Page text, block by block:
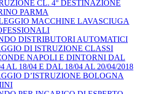
CL. 4° DESTINAZIONE
PARMA
MACCHINE LAVASCIUGA
DISTRIBUTORI AUTOMATICI
DI ISTRUZIONE CLASSI
NAPOLI E DINTORNI DAL
AL 18/04 E DAL 18/04 AL 20/04/2018
D’ISTRUZIONE BOLOGNA